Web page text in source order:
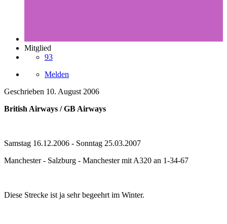
Mitglied
93
Melden
Geschrieben 10. August 2006
British Airways / GB Airways
Samstag 16.12.2006 - Sonntag 25.03.2007
Manchester - Salzburg - Manchester mit A320 an 1-34-67
Diese Strecke ist ja sehr begeehrt im Winter.